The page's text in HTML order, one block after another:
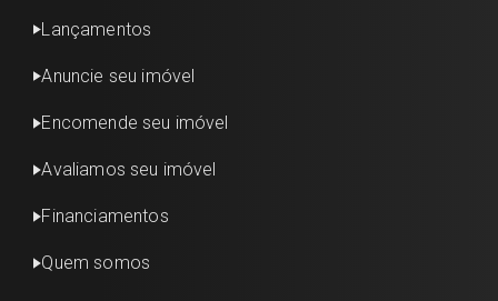
Lançamentos
Anuncie seu imóvel
Encomende seu imóvel
Avaliamos seu imóvel
Financiamentos
Quem somos